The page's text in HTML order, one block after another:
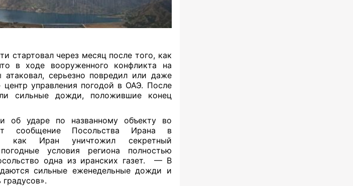
стартовал через месяц после того, как
в ходе вооруженного конфликта на
серьезно повредил или даже
управления погодой в ОАЭ. После
сильные дожди, положившие конец
об ударе по названному объекту во
сообщение Посольства Ирана в
как Иран уничтожил секретный
условия региона полностью
одна из иранских газет. — В
сильные еженедельные дожди и